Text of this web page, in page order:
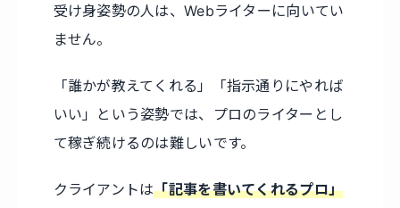
受け身姿勢の人は、Webライターに向いてい
ません。
「誰かが教えてくれる」「指示通りにやれば
いい」という姿勢では、プロのライターとし
て稼ぎ続けるのは難しいです。
クライアントは「記事を書いてくれるプロ」